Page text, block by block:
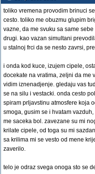
toliko vremena provodim brinuci
cesto. toliko me obuzmu glupim
vazne, da me svuku sa same
drugi. kao vazan simultani
u stalnoj frci da se nesto zavrsi,
i onda kod kuce, izujem cipele,
docekate na vratima, zeljni da me
vidim iznenadjenje. gledaju vas
se na silu i vestacki. onda cesto
spiram prljavstinu atmosfere koja
smoga, gusim se i hvatam
me saceka bol. zavezane su mi
krilate cipele, od toga su mi
sa krilima mi se vesto od mene
zaverilo.
telo je odraz svega onoga sto se